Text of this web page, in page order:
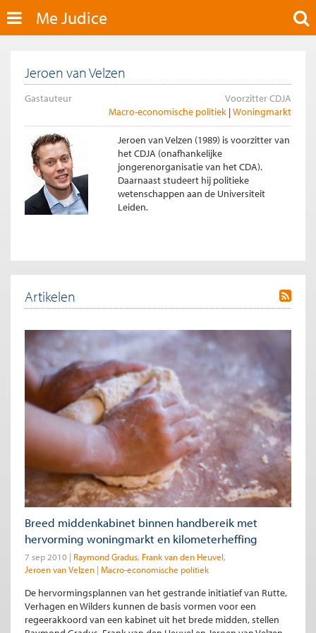
Me Judice
Jeroen van Velzen
Gastauteur
Voorzitter CDJA
Macro-economische politiek Woningmarkt
Jeroen van Velzen (1989) is voorzitter van
het CDJA (onafhankelijke
jongerenorganisatie van het CDA).
Daarnaast studeert hij politieke
wetenschappen aan de Universiteit
Leiden.
Artikelen
Breed middenkabinet binnen handbereik met
hervorming woningmarkt en kilometerheffing
7 sep 2010 Raymond Gradus Frank van den Heuvel
Jeroen van Velzen Macro-economische politiek
De hervormingsplannen van het gestrande initiatief van Rutte,
Verhagen en Wilders kunnen de basis vormen voor een
regeerakkoord van een kabinet uit het brede midden, stellen